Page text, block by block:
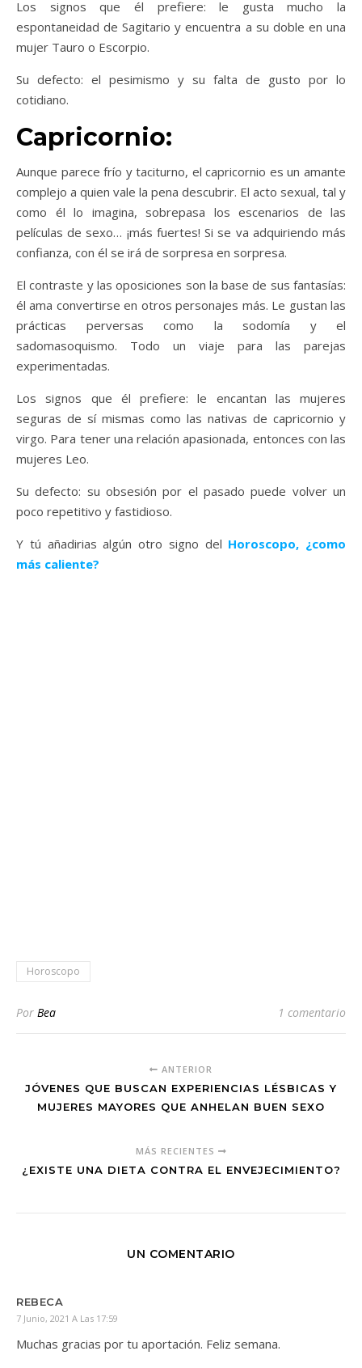
Los signos que él prefiere: le gusta mucho la
espontaneidad de Sagitario y encuentra a su doble en una
mujer Tauro o Escorpio.
Su defecto: el pesimismo y su falta de gusto por lo
cotidiano.
Capricornio:
Aunque parece frío y taciturno, el capricornio es un amante
complejo a quien vale la pena descubrir. El acto sexual, tal y
como él lo imagina, sobrepasa los escenarios de las
películas de sexo… ¡más fuertes! Si se va adquiriendo más
confianza, con él se irá de sorpresa en sorpresa.
El contraste y las oposiciones son la base de sus fantasías:
él ama convertirse en otros personajes más. Le gustan las
prácticas perversas como la sodomía y el
sadomasoquismo. Todo un viaje para las parejas
experimentadas.
Los signos que él prefiere: le encantan las mujeres
seguras de sí mismas como las nativas de capricornio y
virgo. Para tener una relación apasionada, entonces con las
mujeres Leo.
Su defecto: su obsesión por el pasado puede volver un
poco repetitivo y fastidioso.
Y tú añadirias algún otro signo del Horoscopo, ¿como
más caliente?
Horoscopo
Por Bea 1 comentario
ANTERIOR
JÓVENES QUE BUSCAN EXPERIENCIAS LÉSBICAS Y
MUJERES MAYORES QUE ANHELAN BUEN SEXO
MÁS RECIENTES
¿EXISTE UNA DIETA CONTRA EL ENVEJECIMIENTO?
UN COMENTARIO
REBECA
7 Junio, 2021 A Las 17:59
Muchas gracias por tu aportación. Feliz semana.